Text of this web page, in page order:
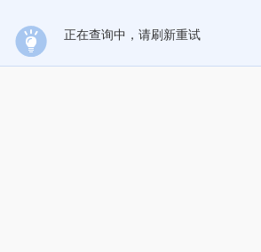
正在查询中，请刷新重试